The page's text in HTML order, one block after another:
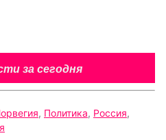
за сегодня
, Политика, Россия,